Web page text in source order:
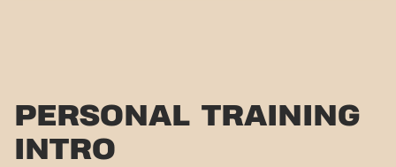
PERSONAL TRAINING
INTRO